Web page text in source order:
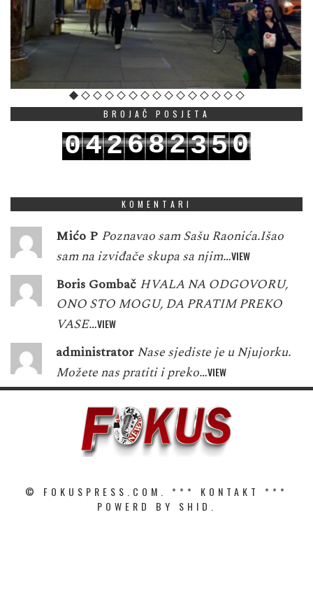
BROJAČ POSJETA
042682350
KOMENTARI
Mićo P Poznavao sam Sašu Raonića.Išao
sam na izviđače skupa sa njim…VIEW
Boris Gombač HVALA NA ODGOVORU,
ONO STO MOGU, DA PRATIM PREKO
VASE…VIEW
administrator Nase sjediste je u Njujorku.
Možete nas pratiti i preko…VIEW
© FOKUSPRESS.COM. *** KONTAKT
***
POWERD BY SHID.